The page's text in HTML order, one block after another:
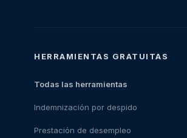
HERRAMIENTAS GRATUITAS
Todas las herramientas
Indemnización por despido
Prestación de desempleo